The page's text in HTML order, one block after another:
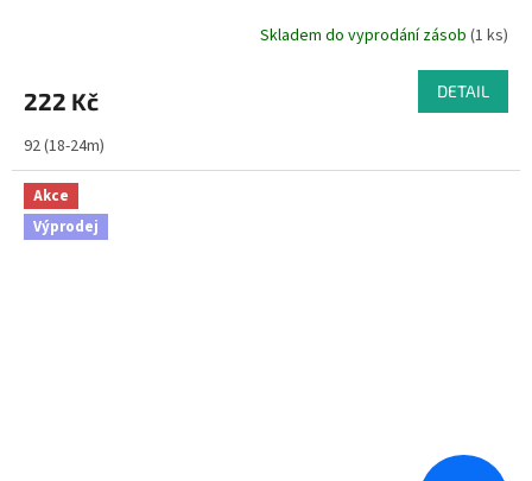
Skladem do vyprodání zásob (1 ks)
222 Kč DETAIL
92 (18-24m)
Akce
Výprodej